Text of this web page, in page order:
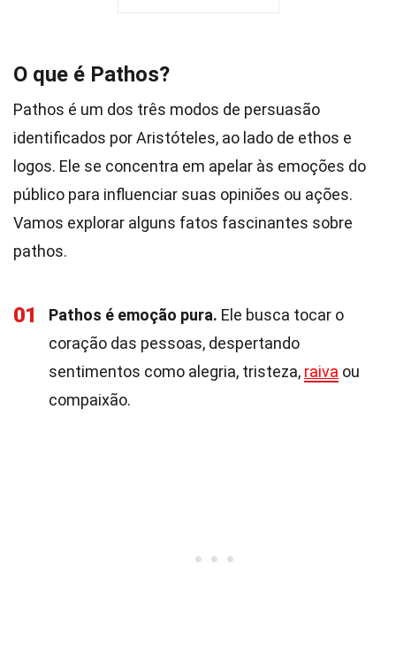
O que é Pathos?
Pathos é um dos três modos de persuasão
identificados por Aristóteles, ao lado de ethos e
logos. Ele se concentra em apelar às emoções do
público para influenciar suas opiniões ou ações.
Vamos explorar alguns fatos fascinantes sobre
pathos.
01 Pathos é emoção pura. Ele busca tocar o
coração das pessoas, despertando
sentimentos como alegria, tristeza, raiva ou
compaixão.